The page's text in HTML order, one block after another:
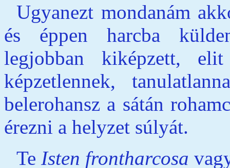
Ugyanezt mondanám
és éppen harcba
legjobban kiképzett,
képzetlennek,
belerohansz a sátán
érezni a helyzet súlyát.
Te Isten frontharcosa